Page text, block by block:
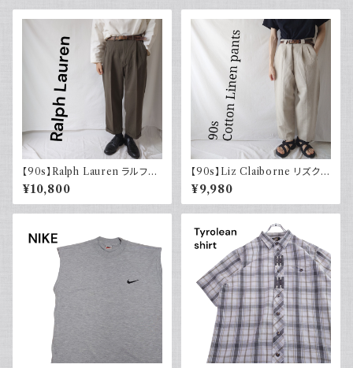
【90s】Ralph Lauren ラルフロ
ーレン ツータックスラックス ウ
ール カーキ 古着 TALONジッ
プ
¥10,800
【90s】Liz Claiborne リズクレ
イボーン コットンリネンパンツ
ツータック ワイド スラックス 古
着
¥9,980